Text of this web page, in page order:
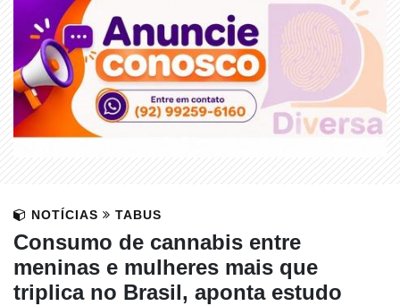
NOTÍCIAS TABUS
Consumo de cannabis entre
meninas e mulheres mais que
triplica no Brasil, aponta estudo